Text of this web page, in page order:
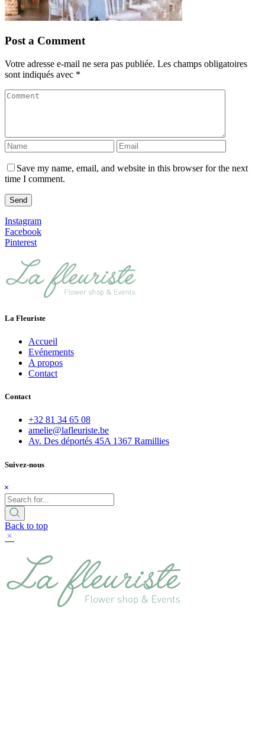
Post a Comment
Votre adresse e-mail ne sera pas publiée. Les champs obligatoires
sont indiqués avec *
Save my name, email, and website in this browser for the next
time I comment.
Instagram
Facebook
Pinterest
La Fleuriste
Accueil
Evénements
A propos
Contact
Contact
+32 81 34 65 08
amelie@lafleuriste.be
Av. Des déportés 45A 1367 Ramillies
Suivez-nous
Back to top